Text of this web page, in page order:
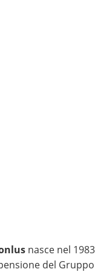
nasce nel
del